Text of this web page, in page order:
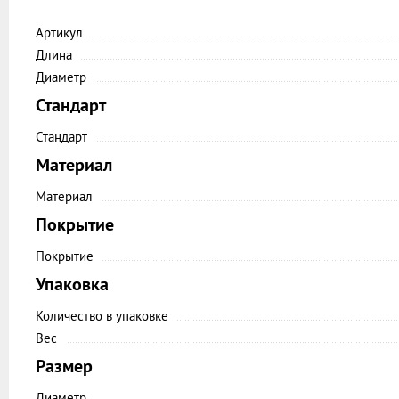
Артикул
Длина
Диаметр
Стандарт
Стандарт
Материал
Материал
Покрытие
Покрытие
Упаковка
Количество в упаковке
Вес
Размер